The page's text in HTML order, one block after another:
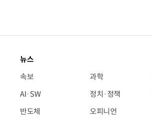
뉴스
속보
AI·SW
반도체
과학
정치·정책
오피니언